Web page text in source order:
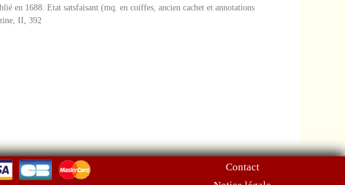
en 1688. Etat satsfaisant (mq. en coiffes, ancien cachet et annotations
II, 392
Contact